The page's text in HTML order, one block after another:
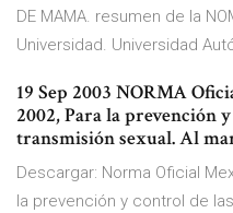
DE MAMA. resumen de la
Universidad. Universidad
19 Sep 2003 NORMA
2002, Para la prevención
transmisión sexual. Al
Descargar: Norma Oficial
la prevención y control de